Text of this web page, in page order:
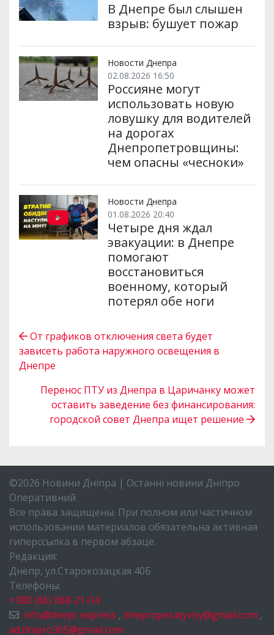
В Днепре был слышен
взрыв: бушует пожар
Новости Днепра
02.08.2026 16:50
Россияне могут
использовать новую
ловушку для водителей
на дорогах
Днепропетровщины:
чем опасны «чесноки»
Новости Днепра
01.08.2026 20:40
Четыре дня ждал
эвакуации: в Днепре
помогают
восстановиться
военному, который
потерял обе ноги
От графиков отключения света будет
зависеть работа наружного освещения в
Днепре
Перенос ПТУ из Днепра в Царичанку может
оставить заведение без финансирования:
городской совет Днепра ищет решение
©2026 Новини Дніпра | Останні новини Дніпро
Оперативний
Все права защищены. При полном или частичном
использовании материалов обязательна активная
гиперссылка в первом абзаце.
Редакция:
Днепр, ул.Старокозацкая 40Б
Телефоны:
+380 (66) 068-21-04
info@dnepr.express , dneproperatyvny@gmail.com ,
ad.dnipro365@gmail.com